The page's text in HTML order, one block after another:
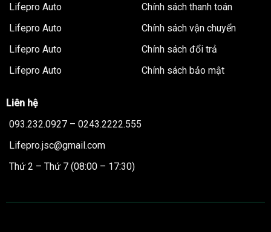
Lifepro Auto
Lifepro Auto
Lifepro Auto
Lifepro Auto
Chính sách thanh toán
Chính sách vận chuyển
Chính sách đổi trả
Chính sách bảo mật
Liên hệ
093.232.0927 – 0243.2222.555
Lifepro.jsc@gmail.com
Thứ 2 – Thứ 7 (08:00 – 17:30)